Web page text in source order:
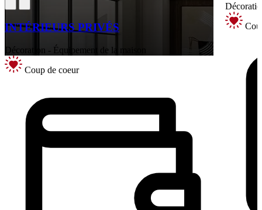
INTÉRIEURS PRIVÉS
Décoration - Équipement de la maison
Coup de coeur